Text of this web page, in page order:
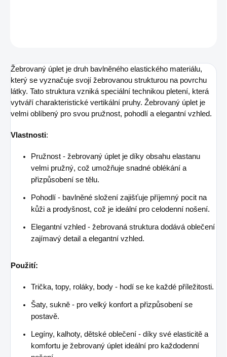
Žebrovaný úplet je druh bavlněného elastického materiálu,
který se vyznačuje svojí žebrovanou strukturou na povrchu
látky. Tato struktura vzniká speciální technikou pletení, která
vytváří charakteristické vertikální pruhy. Žebrovaný úplet je
velmi oblíbený pro svou pružnost, pohodlí a elegantní vzhled.
Vlastnosti:
Pružnost - žebrovaný úplet je díky obsahu elastanu
velmi pružný, což umožňuje snadné oblékání a
přizpůsobení se tělu.
Pohodlí - bavlněné složení zajišťuje příjemný pocit na
kůži a prodyšnost, což je ideální pro celodenní nošení.
Elegantní vzhled - žebrovaná struktura dodává oblečení
zajímavý detail a elegantní vzhled.
Použití:
Trička, topy, roláky, body - hodí se ke každé příležitosti.
Šaty, sukně - pro velký konfort a přizpůsobení se
postavě.
Legíny, kalhoty, dětské oblečení - díky své elasticitě a
komfortu je žebrovaný úplet ideální pro každodenní